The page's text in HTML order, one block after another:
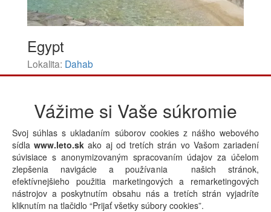
Egypt
Lokalita: Dahab
Zľava: 9 %
Resort)
Hviezdičky:
Termín: 25.09.2026 - 09.10.2026 (15 dní)
Strava:All Inclusive
Orientačná cena: 1619EUR
Doprava:Letecky Odlet: Katovice
Typ pobytu:Pobytové
Typ zájazdu:First Minute
Vážime si Vaše súkromie
Svoj súhlas s ukladaním súborov cookies z nášho webového
sídlawww.leto.sk ako aj od tretích strán vo Vašom zariadení
súvisiace s anonymizovaným spracovaním údajov za účelom
zlepšenia navigácie a používania našich stránok,
efektívnejšieho použitia marketingových a remarketingových
nástrojov a poskytnutím obsahu nás a tretích strán vyjadríte
kliknutím na tlačidlo “Prijať všetky súbory cookies”.